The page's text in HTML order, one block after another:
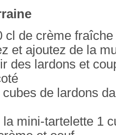
cl de crème
et ajoutez de la
des lardons et
de lardons
mini-tartelette 1